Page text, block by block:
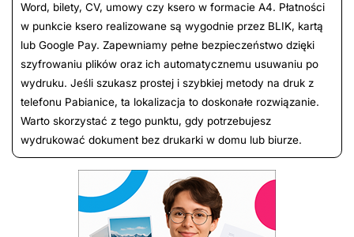
Word, bilety, CV, umowy czy ksero w formacie A4. Płatności
w punkcie ksero realizowane są wygodnie przez BLIK, kartą
lub Google Pay. Zapewniamy pełne bezpieczeństwo dzięki
szyfrowaniu plików oraz ich automatycznemu usuwaniu po
wydruku. Jeśli szukasz prostej i szybkiej metody na druk z
telefonu Pabianice, ta lokalizacja to doskonałe rozwiązanie.
Warto skorzystać z tego punktu, gdy potrzebujesz
wydrukować dokument bez drukarki w domu lub biurze.